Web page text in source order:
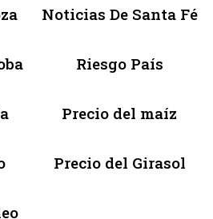
Noticias De Santa Fé
Riesgo País
Precio del maíz
Precio del Girasol